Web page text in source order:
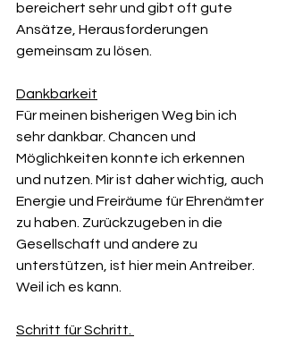
bereichert sehr und gibt oft gute
Ansätze, Herausforderungen
gemeinsam zu lösen.
Dankbarkeit
Für meinen bisherigen Weg bin ich
sehr dankbar. Chancen und
Möglichkeiten konnte ich erkennen
und nutzen. Mir ist daher wichtig, auch
Energie und Freiräume für Ehrenämter
zu haben. Zurückzugeben in die
Gesellschaft und andere zu
unterstützen, ist hier mein Antreiber.
Weil ich es kann.
Schritt für Schritt.